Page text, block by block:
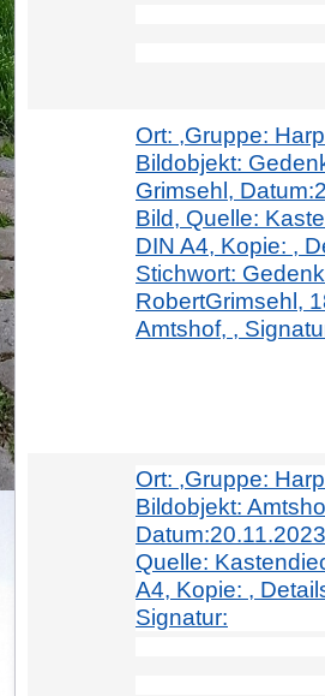
Ort: ,Gruppe:
Bildobjekt:
Grimsehl,
Bild, Quelle:
DIN A4, Kopie: ,
Stichwort:
RobertGrimsehl,
Amtshof, ,
Ort: ,Gruppe:
Bildobjekt:
Quelle:
A4, Kopie: ,
Signatur: